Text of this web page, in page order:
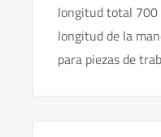
longitud total 700
longitud de la
para piezas de